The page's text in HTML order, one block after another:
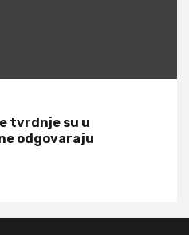
tvrdnje su u
odgovaraju